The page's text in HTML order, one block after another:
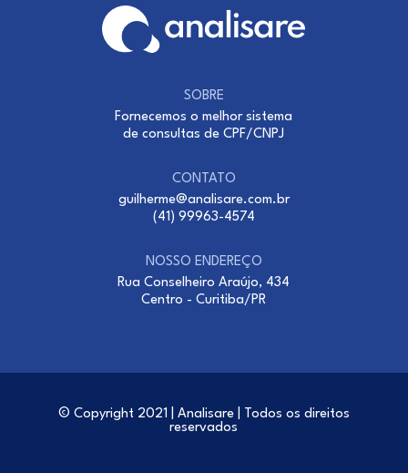
SOBRE
Fornecemos o melhor sistema
de consultas de CPF/CNPJ
CONTATO
guilherme@analisare.com.br
(41) 99963-4574
NOSSO ENDEREÇO
Rua Conselheiro Araújo, 434
Centro - Curitiba/PR
© Copyright 2021 | Analisare | Todos os direitos
reservados